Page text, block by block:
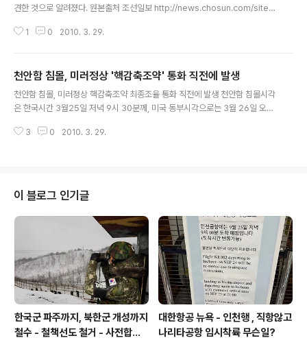
견한 것으로 알려졌다. 원본출처 조선일보 http://news.chosun.com/site/d
p2=top&Dep3=top 군 당국은 실종자 상당수가 두 동강 난 천안함 함미에
가족대표 6명과 면담하는 과정에서 "옹진함 등 기뢰탐색함 2척이 함미로 추정
되는 물체를 찾았다"고 말했다고 가족들이 전했다. 이같은 사실은 이날 오후 10
시 55분쯤 기뢰탐색함에서 성남함으로 보고됐고 29일..
1 0 2010. 3. 29.
천안함 침몰, 미러정상 '핵감축조약' 통화 직전에 발생
천안함 침몰, 미러정상 핵감축조약 최종조율 통화 직전에 발생 천안함 침몰시각
은 한국시간 3월25일 저녁 9시 30분께, 미국 동부시각으로는 3월 26일 오전
과 메드베데프 러시아 대통령이 핵감축조약과 관련한 최종조율을 위한 전화통
로 합의했고 미동부시각으로 3월 26일 오전 10시 30분께 오바마 대통령은 클
린턴 국무장관등이 배석한 가운데 이같은 사실을 발표했습니다 미 러 두 정상은
다음달 8일 체코 프라하에서 만..
3 0 2010. 3. 29.
이 블로그 인기글
한국군 파주까지, 북한군 개성까지
철수 - 철책선도 철거 - 사전합의
대한항공 뉴욕 - 인천행 , 직항않고
나리타공항 임시착륙 무슨일?